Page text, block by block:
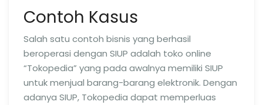
Contoh Kasus
Salah satu contoh bisnis yang berhasil
beroperasi dengan SIUP adalah toko online
“Tokopedia” yang pada awalnya memiliki SIUP
untuk menjual barang-barang elektronik. Dengan
adanya SIUP, Tokopedia dapat memperluas